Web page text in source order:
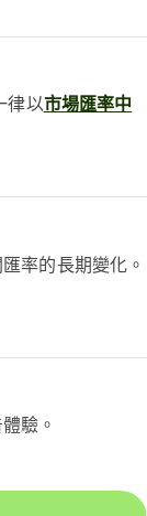
律以市場匯率中
率的長期變化。
驗。